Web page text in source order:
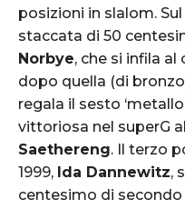
posizioni in slalom.
staccata di 50
Norbye, che si infila al
dopo quella (di
regala il sesto
vittoriosa nel superG
Saethereng. Il terzo
1999, Ida Dannewitz,
centesimo di secondo